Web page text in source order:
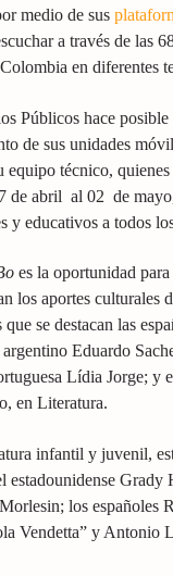
medio de sus
a través de las
en diferentes
Públicos hace posible
de sus unidades
técnico, quienes
de abril al 02 de
y educativos a todos
es la oportunidad
los aportes culturales
que se destacan las
Eduardo
Lídia Jorge; y
en Literatura.
infantil y juvenil,
estadounidense Grady
los españoles
Vendetta” y Antonio